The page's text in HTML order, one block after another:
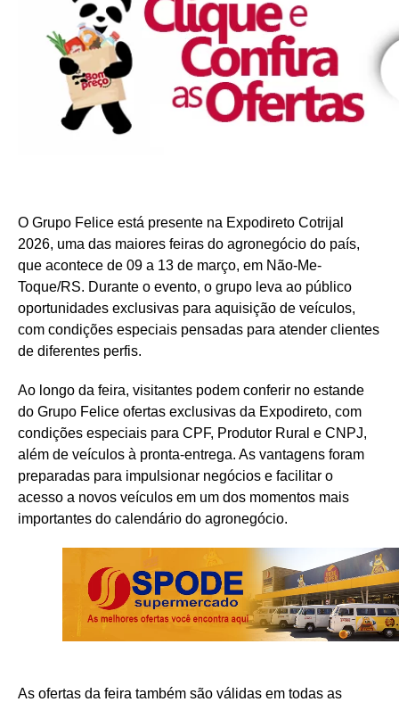
O Grupo Felice está presente na Expodireto Cotrijal
2026, uma das maiores feiras do agronegócio do país,
que acontece de 09 a 13 de março, em Não-Me-
Toque/RS. Durante o evento, o grupo leva ao público
oportunidades exclusivas para aquisição de veículos,
com condições especiais pensadas para atender clientes
de diferentes perfis.
Ao longo da feira, visitantes podem conferir no estande
do Grupo Felice ofertas exclusivas da Expodireto, com
condições especiais para CPF, Produtor Rural e CNPJ,
além de veículos à pronta-entrega. As vantagens foram
preparadas para impulsionar negócios e facilitar o
acesso a novos veículos em um dos momentos mais
importantes do calendário do agronegócio.
As ofertas da feira também são válidas em todas as